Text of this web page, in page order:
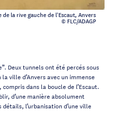
de la rive gauche de l'Escaut, Anvers
© FLC/ADAGP
Deux tunnels ont été percés sous
ville d’Anvers avec un immense
dans la boucle de l’Escaut.
d’une manière absolument
l’urbanisation d’une ville